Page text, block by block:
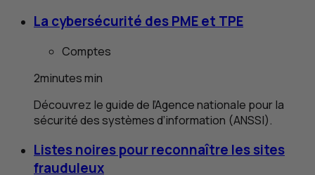
La cybersécurité desPMEet TPE
Comptes
2minutesmin
Découvrez le guide de l’Agence nationale pour la
sécurité des systèmes d’information (ANSSI).
Listes noires pour reconnaître les sites
frauduleux